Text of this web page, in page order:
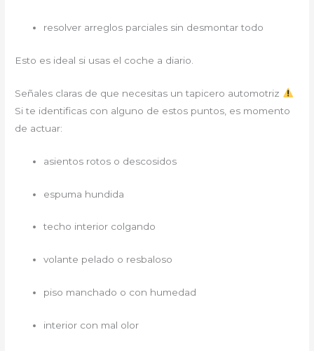
resolver arreglos parciales sin desmontar todo
Esto es ideal si usas el coche a diario.
Señales claras de que necesitas un tapicero automotriz
Si te identificas con alguno de estos puntos, es momento
de actuar:
asientos rotos o descosidos
espuma hundida
techo interior colgando
volante pelado o resbaloso
piso manchado o con humedad
interior con mal olor